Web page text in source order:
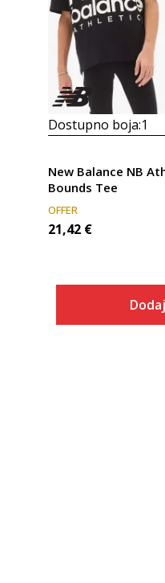
Dostupno boja:1
New Balance NB
Bounds Tee
OFFER
21,42 €